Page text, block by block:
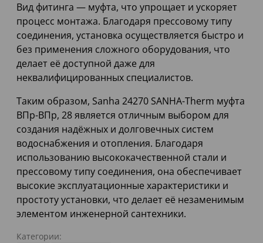
Вид фитинга — муфта, что упрощает и ускоряет
процесс монтажа. Благодаря прессовому типу
соединения, установка осуществляется быстро и
без применения сложного оборудования, что
делает её доступной даже для
неквалифицированных специалистов.
Таким образом, Sanha 24270 SANHA-Therm муфта
ВПр-ВПр, 28 является отличным выбором для
создания надёжных и долговечных систем
водоснабжения и отопления. Благодаря
использованию высококачественной стали и
прессовому типу соединения, она обеспечивает
высокие эксплуатационные характеристики и
простоту установки, что делает её незаменимым
элементом инженерной сантехники.
Категории: